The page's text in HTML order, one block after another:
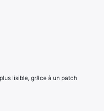
lisible, grâce à un patch